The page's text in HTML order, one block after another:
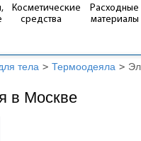
Косметические
средства
Расходные
материалы
тела > Термоодеяла >
в Москве